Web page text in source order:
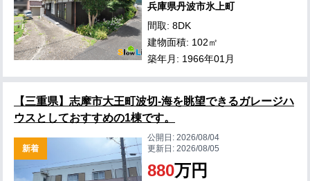
兵庫県丹波市氷上町
間取: 8DK
建物面積: 102㎡
築年月: 1966年01月
【三重県】志摩市大王町波切-海を眺望できるガレージハ
ウスとしておすすめの1棟です。
新着
公開日:2026/08/04
更新日:2026/08/05
880万円